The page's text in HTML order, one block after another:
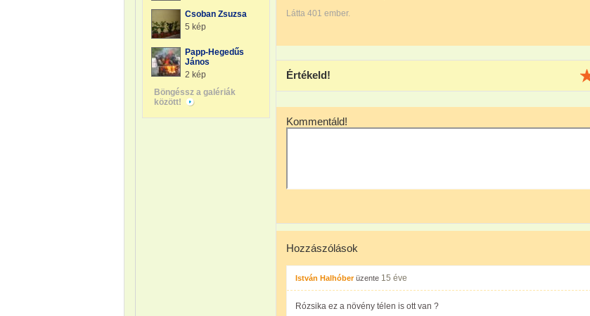
Csoban Zsuzsa
5 kép
Papp-Hegedűs
János
2 kép
Böngéssz a galériák
között!
Látta 401 ember.
Értékeld!
Kommentáld!
Hozzászólások
István Halhóberüzente 15 éve
Rózsika ez a növény télen is ott van ?